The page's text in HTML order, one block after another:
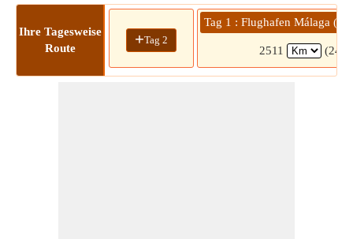
Ihre Tagesweise
Route
+Tag 2
Tag 1 : Flughafen Málaga
2511 (24